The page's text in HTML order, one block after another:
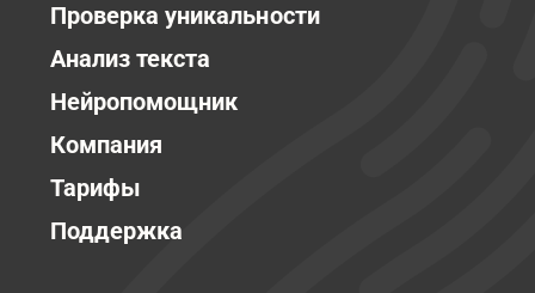
Проверка уникальности
Анализ текста
Нейропомощник
Компания
Тарифы
Поддержка